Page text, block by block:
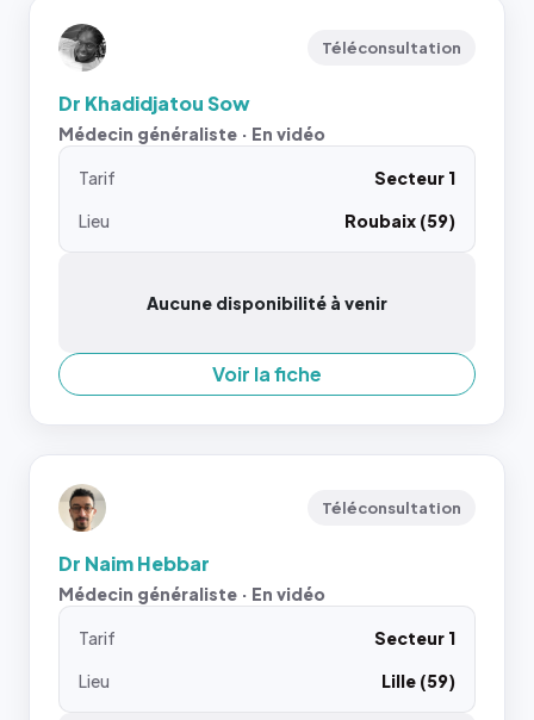
Téléconsultation
Dr Khadidjatou Sow
Médecin généraliste · En vidéo
Tarif
Secteur 1
Lieu
Roubaix (59)
Aucune disponibilité à venir
Voir la fiche
Téléconsultation
Dr Naim Hebbar
Médecin généraliste · En vidéo
Tarif
Secteur 1
Lieu
Lille (59)